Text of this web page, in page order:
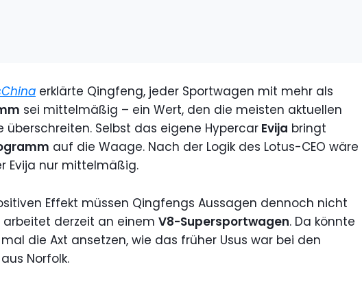
erklärte Qingfeng, jeder Sportwagen mit mehr als
sei mittelmäßig – ein Wert, den die meisten aktuellen
überschreiten. Selbst das eigene Hypercar Evija bringt
auf die Waage. Nach der Logik des Lotus-CEO wäre
Evija nur mittelmäßig.
Effekt müssen Qingfengs Aussagen dennoch nicht
arbeitet derzeit an einem V8-Supersportwagen. Da könnte
die Axt ansetzen, wie das früher Usus war bei den
Norfolk.